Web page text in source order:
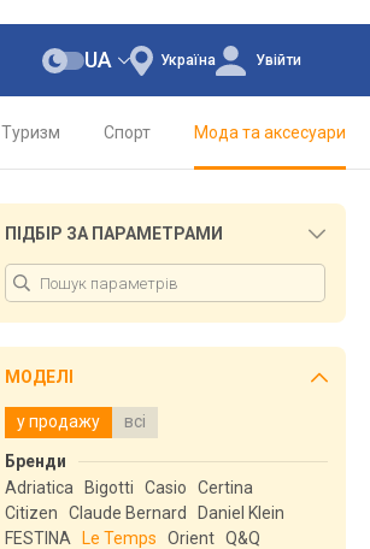
Україна
UA Увійти
Туризм Спорт Мода та аксесуари
ПІДБІР ЗА ПАРАМЕТРАМИ
МОДЕЛІ
у продажу всі
Бренди
Adriatica
Bigotti Casio
Certina
Citizen
Claude Bernard
Daniel Klein
FESTINA
Le Temps Orient Q&Q